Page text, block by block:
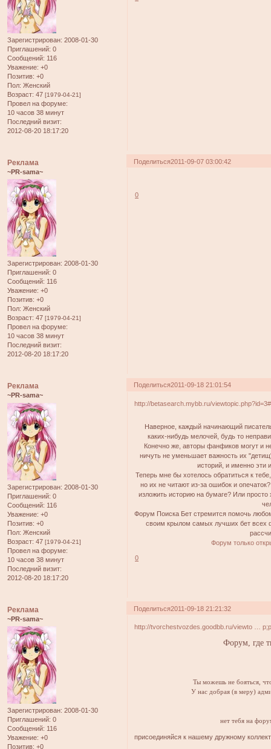
Зарегистрирован: 2008-01-30
Приглашений: 0
Сообщений: 116
Уважение: +0
Позитив: +0
Пол: Женский
Возраст: 47 [1979-04-21]
Провел на форуме:
10 часов 38 минут
Последний визит:
2012-08-20 18:17:20
Поделиться2011-09-07 03:00:42
Реклама
~PR-sama~
Зарегистрирован: 2008-01-30
Приглашений: 0
Сообщений: 116
Уважение: +0
Позитив: +0
Пол: Женский
Возраст: 47 [1979-04-21]
Провел на форуме:
10 часов 38 минут
Последний визит:
2012-08-20 18:17:20
0
Поделиться2011-09-18 21:01:54
Реклама
~PR-sama~
Зарегистрирован: 2008-01-30
Приглашений: 0
Сообщений: 116
Уважение: +0
Позитив: +0
Пол: Женский
Возраст: 47 [1979-04-21]
Провел на форуме:
10 часов 38 минут
Последний визит:
2012-08-20 18:17:20
http://betasearch.mybb.ru/
Наверное, каждый начинающий
каких-нибудь мелочей, будь то
Конечно же, авторы фанфиков могут и
ничуть не уменьшает важность их
историй, и именно эти
Теперь мне бы хотелось обратиться к
но их не читают из-за ошибок и
изложить историю на бумаге? Или
Форум Поиска Бет стремится помочь
своим крылом самых лучших бет всех
Форум только
0
Поделиться2011-09-18 21:21:32
Реклама
~PR-sama~
Зарегистрирован: 2008-01-30
Приглашений: 0
Сообщений: 116
Уважение: +0
Позитив: +0
http://tvorchestvozdes.goodbb.ru/viewto …
Форум, где
Ты можешь не бояться,
У нас добрая (в меру)
нет тебя на
присоединяйся к нашему дружному